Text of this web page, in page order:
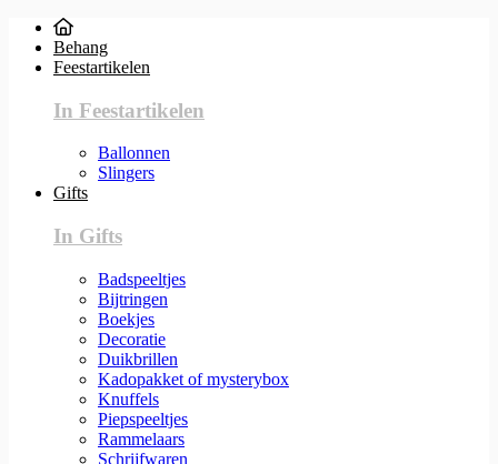
Behang
Feestartikelen
In Feestartikelen
Ballonnen
Slingers
Gifts
In Gifts
Badspeeltjes
Bijtringen
Boekjes
Decoratie
Duikbrillen
Kadopakket of mysterybox
Knuffels
Piepspeeltjes
Rammelaars
Schrijfwaren